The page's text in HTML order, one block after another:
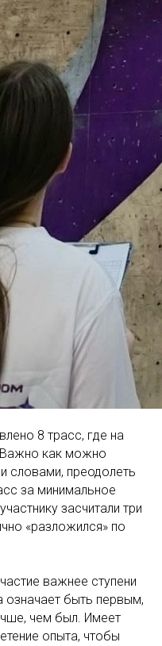
8 трасс, где на
как можно
словами, преодолеть
за минимальное
засчитали три
«разложился» по
важнее ступени
означает быть первым,
чем был. Имеет
опыта, чтобы